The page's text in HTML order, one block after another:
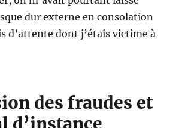
dur externe en consolation
d’attente dont j’étais victime à
des fraudes et